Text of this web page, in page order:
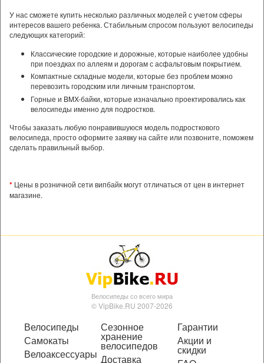
У нас сможете купить несколько различных моделей с учетом сферы
интересов вашего ребенка. Стабильным спросом пользуют велосипеды
следующих категорий:
Классические городские и дорожные, которые наиболее удобны
при поездках по аллеям и дорогам с асфальтовым покрытием.
Компактные складные модели, которые без проблем можно
перевозить городским или личным транспортом.
Горные и BMX-байки, которые изначально проектировались как
велосипеды именно для подростков.
Чтобы заказать любую понравившуюся модель подросткового
велосипеда, просто оформите заявку на сайте или позвоните, поможем
сделать правильный выбор.
* Цены в розничной сети випбайк могут отличаться от цен в интернет
магазине.
Велосипеды со всего мира
© VipBike.RU 2007-2026
Велосипеды
Самокаты
Велоаксессуары
Сезонное
хранение
велосипедов
Доставка
Гарантии
Акции и
скидки